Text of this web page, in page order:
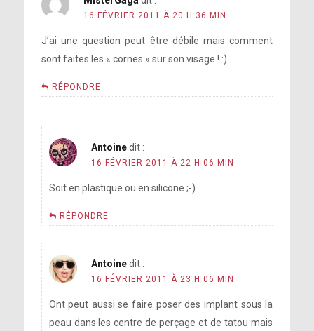
16 FÉVRIER 2011 À 20 H 36 MIN
J’ai une question peut être débile mais comment
sont faites les « cornes » sur son visage ! :)
RÉPONDRE
Antoine dit :
16 FÉVRIER 2011 À 22 H 06 MIN
Soit en plastique ou en silicone ;-)
RÉPONDRE
Antoine dit :
16 FÉVRIER 2011 À 23 H 06 MIN
Ont peut aussi se faire poser des implant sous la
peau dans les centre de perçage et de tatou mais